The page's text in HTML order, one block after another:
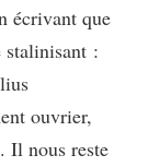
écrivant que
stalinisant :
ouvrier,
Il nous reste